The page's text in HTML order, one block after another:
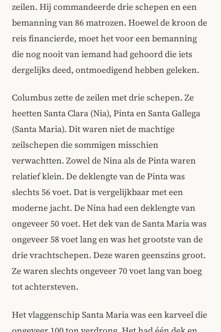
zeilen. Hij commandeerde drie schepen en een
bemanning van 86 matrozen. Hoewel de kroon de
reis financierde, moet het voor een bemanning
die nog nooit van iemand had gehoord die iets
dergelijks deed, ontmoedigend hebben geleken.
Columbus zette de zeilen met drie schepen. Ze
heetten Santa Clara (Nia), Pinta en Santa Gallega
(Santa Maria). Dit waren niet de machtige
zeilschepen die sommigen misschien
verwachtten. Zowel de Nina als de Pinta waren
relatief klein. De deklengte van de Pinta was
slechts 56 voet. Dat is vergelijkbaar met een
moderne jacht. De Nina had een deklengte van
ongeveer 50 voet. Het dek van de Santa Maria was
ongeveer 58 voet lang en was het grootste van de
drie vrachtschepen. Deze waren geenszins groot.
Ze waren slechts ongeveer 70 voet lang van boeg
tot achtersteven.
Het vlaggenschip Santa Maria was een karveel die